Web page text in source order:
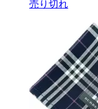
売り切れ